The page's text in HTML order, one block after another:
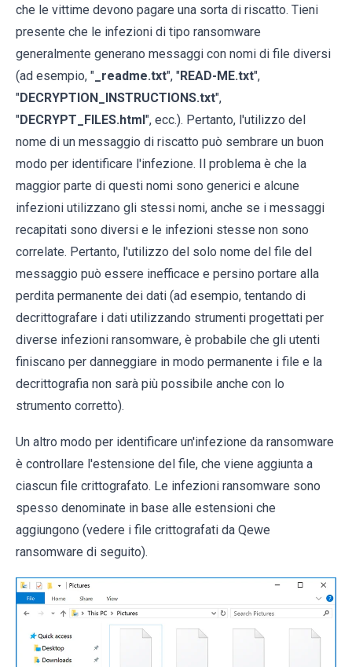
che le vittime devono pagare una sorta di riscatto. Tieni
presente che le infezioni di tipo ransomware
generalmente generano messaggi con nomi di file diversi
(ad esempio, " _readme.txt", "READ-ME.txt",
"DECRYPTION_INSTRUCTIONS.txt",
"DECRYPT_FILES.html", ecc.). Pertanto, l'utilizzo del
nome di un messaggio di riscatto può sembrare un buon
modo per identificare l'infezione. Il problema è che la
maggior parte di questi nomi sono generici e alcune
infezioni utilizzano gli stessi nomi, anche se i messaggi
recapitati sono diversi e le infezioni stesse non sono
correlate. Pertanto, l'utilizzo del solo nome del file del
messaggio può essere inefficace e persino portare alla
perdita permanente dei dati (ad esempio, tentando di
decrittografare i dati utilizzando strumenti progettati per
diverse infezioni ransomware, è probabile che gli utenti
finiscano per danneggiare in modo permanente i file e la
decrittografia non sarà più possibile anche con lo
strumento corretto).
Un altro modo per identificare un'infezione da ransomware
è controllare l'estensione del file, che viene aggiunta a
ciascun file crittografato. Le infezioni ransomware sono
spesso denominate in base alle estensioni che
aggiungono (vedere i file crittografati da Qewe
ransomware di seguito).